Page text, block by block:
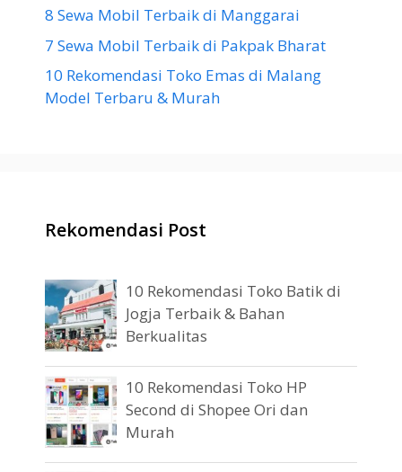
8 Sewa Mobil Terbaik di Manggarai
7 Sewa Mobil Terbaik di Pakpak Bharat
10 Rekomendasi Toko Emas di Malang
Model Terbaru & Murah
Rekomendasi Post
10 Rekomendasi Toko Batik di
Jogja Terbaik & Bahan
Berkualitas
10 Rekomendasi Toko HP
Second di Shopee Ori dan
Murah